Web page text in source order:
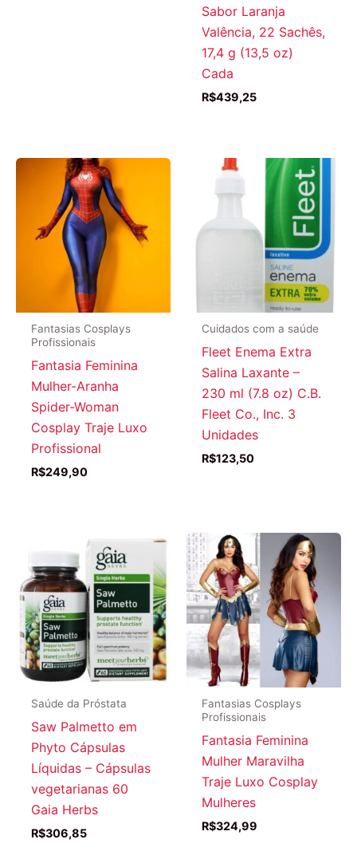
Sabor Laranja
Valência, 22 Sachês,
17,4 g (13,5 oz)
Cada
R$439,25
Fantasias Cosplays
Profissionais
Fantasia Feminina
Mulher-Aranha
Spider-Woman
Cosplay Traje Luxo
Profissional
R$249,90
Cuidados com a saúde
Fleet Enema Extra
Salina Laxante –
230 ml (7.8 oz) C.B.
Fleet Co., Inc. 3
Unidades
R$123,50
Saúde da Próstata
Saw Palmetto em
Phyto Cápsulas
Líquidas – Cápsulas
vegetarianas 60
Gaia Herbs
R$306,85
Fantasias Cosplays
Profissionais
Fantasia Feminina
Mulher Maravilha
Traje Luxo Cosplay
Mulheres
R$324,99